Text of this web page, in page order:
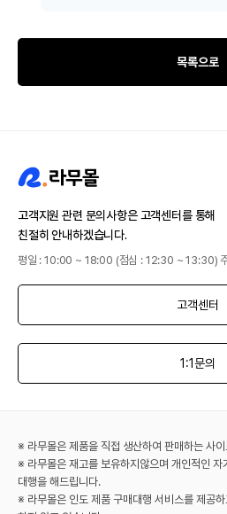
목록으로
고객지원 관련 문의사항은 고객센터를 통해
친절히 안내하겠습니다.
평일 : 10:00 ~ 18:00 (점심 : 12:30 ~ 13:30)
고객센터
1:1문의
※ 라무몰은 제품을 직접 생산하여 판매하는 사
※ 라무몰은 재고를 보유하지않으며 개인적인 자
대행을 해드립니다.
※ 라무몰은 인도 제품 구매대행 서비스를 제공